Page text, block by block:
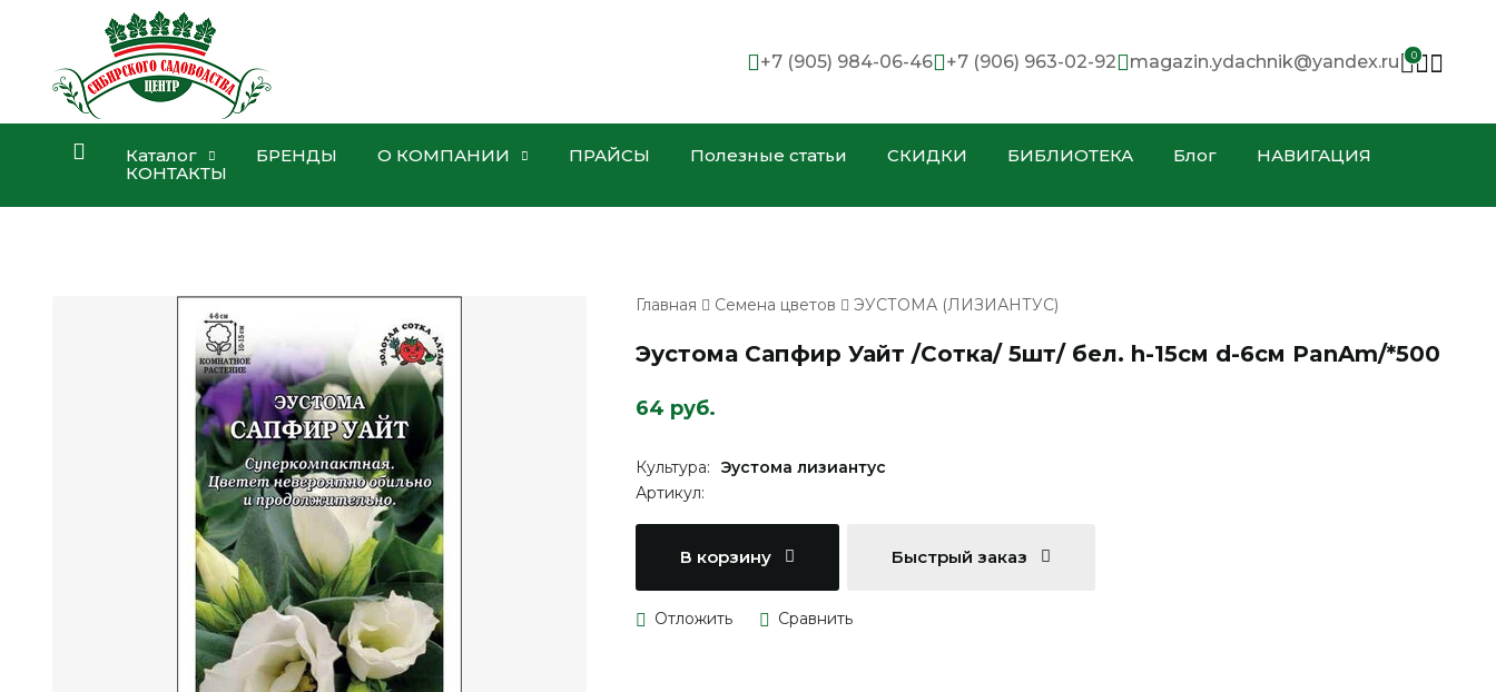
+7 (905) 984-06-46 +7 (906) 963-02-92 magazin.ydachnik@yandex.ru 0
Каталог БРЕНДЫ О КОМПАНИИ ПРАЙСЫ Полезные статьи СКИДКИ БИБЛИОТЕКА Блог
НАВИГАЦИЯ
КОНТАКТЫ
Главная Семена цветов ЭУСТОМА (ЛИЗИАНТУС)
Эустома Сапфир Уайт /Сотка/ 5шт/ бел. h-15см d-6см PanAm/*500
64 руб.
Культура:
Эустома лизиантус
Артикул:
В корзину Быстрый заказ